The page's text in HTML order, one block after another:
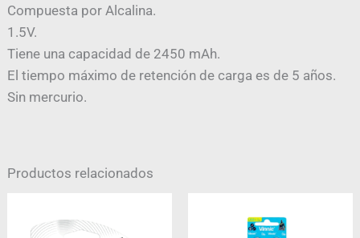
Compuesta por Alcalina.
1.5V.
Tiene una capacidad de 2450 mAh.
El tiempo máximo de retención de carga es de 5 años.
Sin mercurio.
Productos relacionados